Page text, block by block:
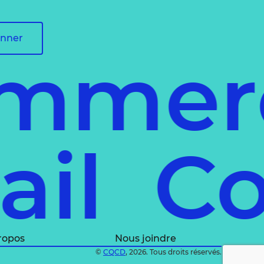
Nous joindre
© CQCD, 2026. Tous droits réservés.